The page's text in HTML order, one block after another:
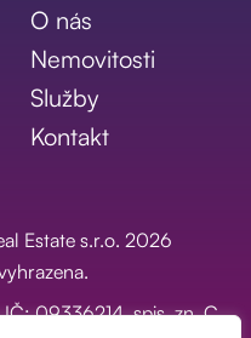
O nás
Nemovitosti
Služby
Kontakt
Estate s.r.o. 2026
IČ: 09336214, spis. zn. C